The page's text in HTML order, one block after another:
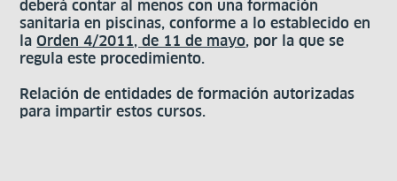
deberá contar al menos con una formación
sanitaria en piscinas, conforme a lo establecido en
laOrden 4/2011, de 11 de mayo, por la que se
regula este procedimiento.
Relación de entidades de formación autorizadas
para impartir estos cursos.